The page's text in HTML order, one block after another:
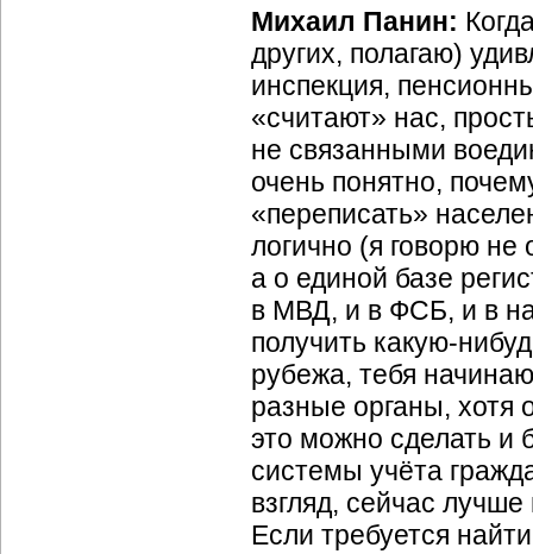
Михаил Панин:
других, полагаю)
инспекция,
«считают» нас,
не связанными
очень понятно,
«переписать»
логично (я говорю
а о единой базе
в МВД, и в ФСБ, и в
получить какую-
рубежа, тебя
разные органы, хотя
это можно сделать и
системы учёта
взгляд, сейчас
Если требуется